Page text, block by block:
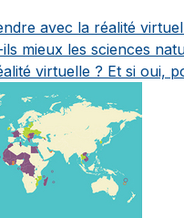
avec la réalité
mieux les sciences
virtuelle ? Et si oui,